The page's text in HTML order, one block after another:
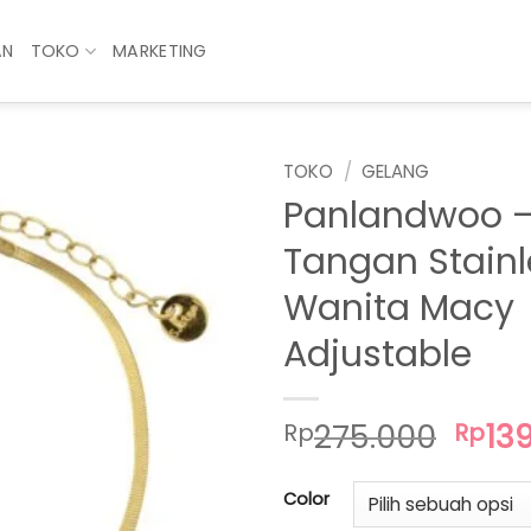
TOKO MARKETING
TOKO / GELANG
Panlandwoo
Tangan
Wanita Macy
Adjustable
Rp275.000 Rp
Color